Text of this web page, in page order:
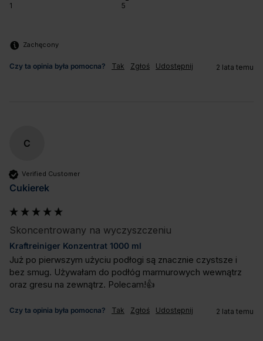
1 5
Zachęcony
Czy ta opinia była pomocna? Tak Zgłoś Udostępnij 2 lata temu
C
Verified Customer
Cukierek
Skoncentrowany na wyczyszczeniu
Kraftreiniger Konzentrat 1000 ml
Już po pierwszym użyciu podłogi są znacznie czystsze i
bez smug. Używałam do podłóg marmurowych wewnątrz
oraz gresu na zewnątrz. Polecam!👍
Czy ta opinia była pomocna? Tak Zgłoś Udostępnij 2 lata temu